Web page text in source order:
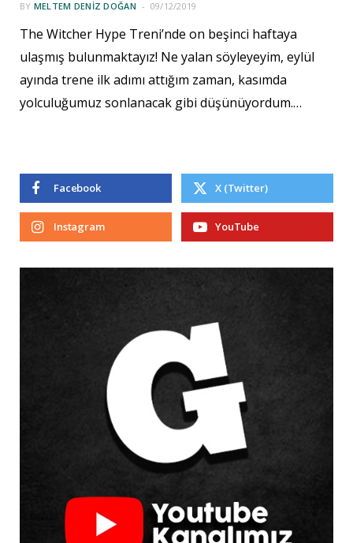
BY MELTEM DENIZ DOĞAN 09/12/2019
The Witcher Hype Treni’nde on beşinci haftaya
ulaşmış bulunmaktayız! Ne yalan söyleyeyim, eylül
ayında trene ilk adımı attığım zaman, kasımda
yolculuğumuz sonlanacak gibi düşünüyordum.…
Facebook X (Twitter)
Instagram YouTube